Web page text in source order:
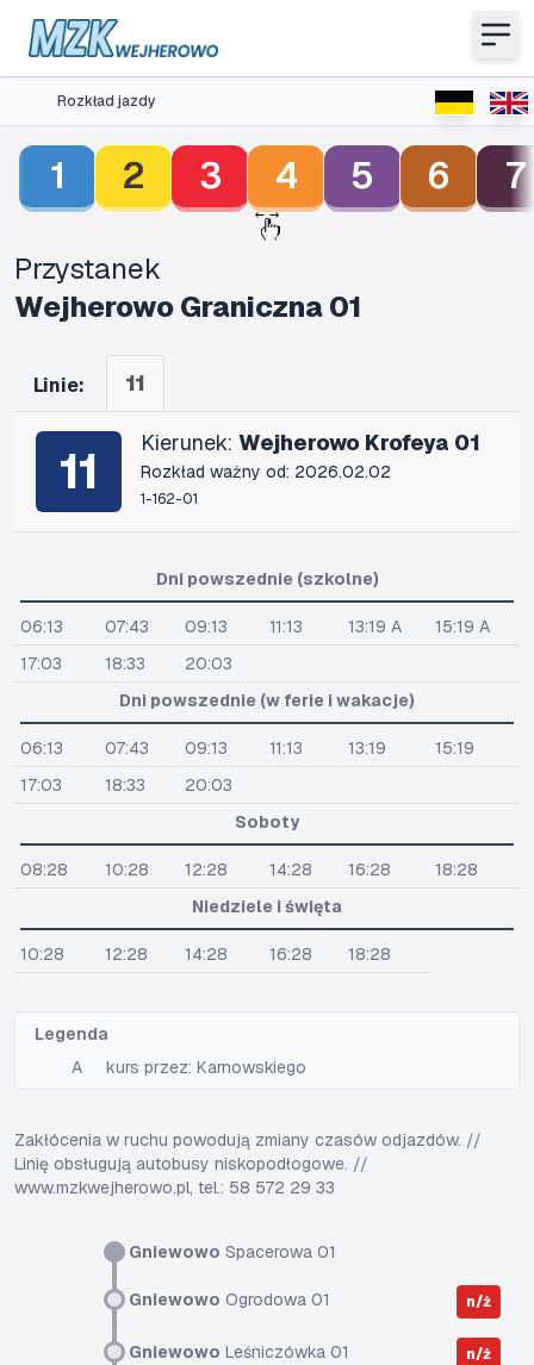
Rozkład jazdy
1 2 3 4 5 6 7
Przystanek
Wejherowo Graniczna 01
Linie: 11
11 Kierunek: Wejherowo Krofeya 01
Rozkład ważny od: 2026.02.02
1-162-01
Gniewowo Spacerowa 01
Gniewowo Ogrodowa 01 n/ż
Gniewowo Leśniczówka 01 n/ż
Dni powszednie (szkolne)
06:13 07:43 09:13 11:13 13:19 A
15:19 A
17:03
18:33
20:03
Dni powszednie (w ferie i wakacje)
06:13 07:43 09:13 11:13 13:19
15:19
17:03
18:33
20:03
Soboty
08:28 10:28 12:28 14:28 16:28
18:28
Niedziele i święta
10:28 12:28 14:28 16:28 18:28
Legenda
A
kurs przez: Karnowskiego
Zakłócenia w ruchu powodują zmiany czasów odjazdów. //
Linię obsługują autobusy niskopodłogowe. //
www.mzkwejherowo.pl, tel.: 58 572 29 33